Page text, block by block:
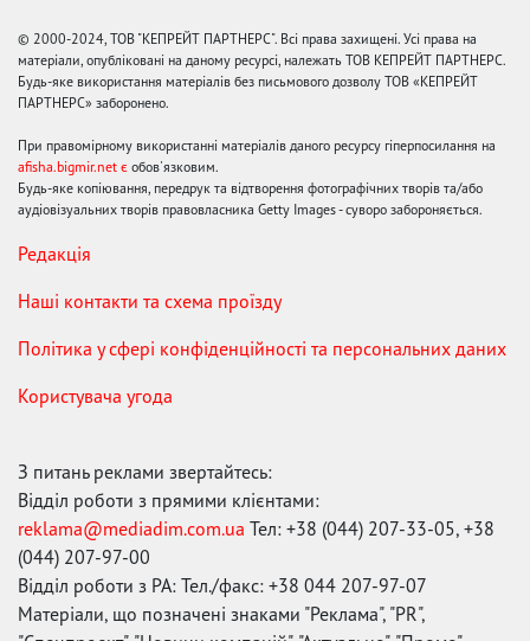
© 2000-2024, ТОВ "КЕПРЕЙТ ПАРТНЕРС". Всі права захищені. Усі права на
матеріали, опубліковані на даному ресурсі, належать ТОВ КЕПРЕЙТ ПАРТНЕРС.
Будь-яке використання матеріалів без письмового дозволу ТОВ «КЕПРЕЙТ
ПАРТНЕРС» заборонено.
При правомірному використанні матеріалів даного ресурсу гіперпосилання на
afisha.bigmir.net є обов'язковим.
Будь-яке копіювання, передрук та відтворення фотографічних творів та/або
аудіовізуальних творів правовласника Getty Images - суворо забороняється.
Редакція
Наші контакти та схема проїзду
Політика у сфері конфіденційності та персональних даних
Користувача угода
З питань реклами звертайтесь:
Відділ роботи з прямими клієнтами:
reklama@mediadim.com.ua Тел: +38 (044) 207-33-05, +38
(044) 207-97-00
Відділ роботи з РА: Тел./факс: +38 044 207-97-07
Матеріали, що позначені знаками "Реклама", "PR",